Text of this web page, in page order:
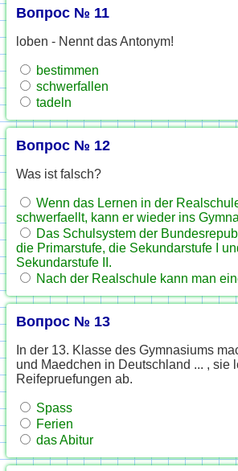
Вопрос № 11
loben - Nennt das Antonym!
bestimmen
schwerfallen
tadeln
Вопрос № 12
Was ist falsch?
Wenn das Lernen in der
schwerfaellt, kann er wieder ins
Das Schulsystem der
die Primarstufe, die Sekundarstufe I
Sekundarstufe II.
Nach der Realschule kann man
Вопрос № 13
In der 13. Klasse des Gymnasiums
und Maedchen in Deutschland ... , sie
Reifepruefungen ab.
Spass
Ferien
das Abitur